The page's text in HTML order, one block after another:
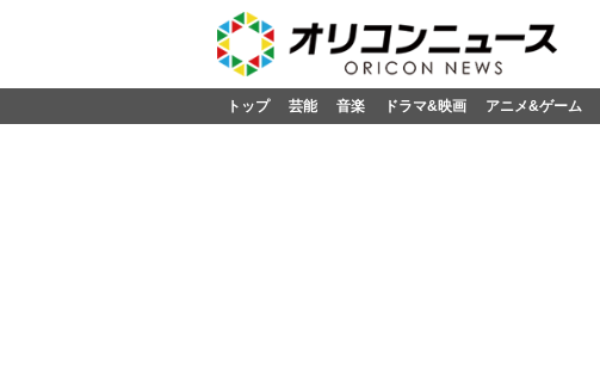
トップ 芸能 音楽 ドラマ&映画 アニメ&ゲーム